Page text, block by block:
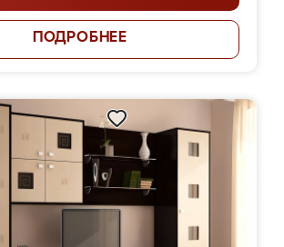
ПОДРОБНЕЕ